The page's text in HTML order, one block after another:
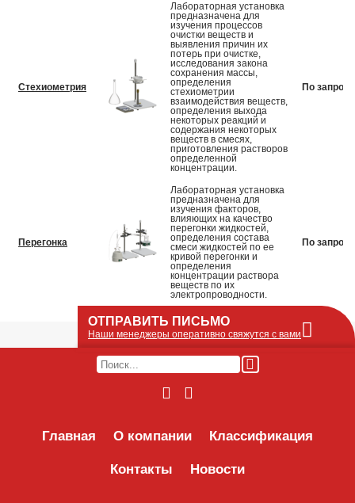
Стехиометрия
Лабораторная установка
предназначена для
изучения процессов
очистки веществ и
выявления причин их
потерь при очистке,
исследования закона
сохранения массы,
определения
стехиометрии
взаимодействия веществ,
определения выхода
некоторых реакций и
содержания некоторых
веществ в смесях,
приготовления растворов
определенной
концентрации.
По запросу
Перегонка
Лабораторная установка
предназначена для
изучения факторов,
влияющих на качество
перегонки жидкостей,
определения состава
смеси жидкостей по ее
кривой перегонки и
определения
концентрации раствора
веществ по их
электропроводности.
По запросу
Главная О компании Классификация
Контакты Новости
ОТПРАВИТЬ ПИСЬМО
Наши менеджеры оперативно свяжутся с вами
Оставьте Ваше сообщение или запрос по
его получим по e-mail и оперативно ответим!